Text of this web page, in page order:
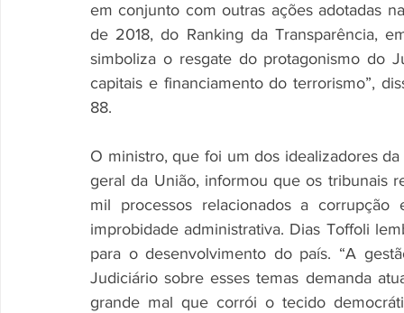
em conjunto com outras ações adotadas
de 2018, do Ranking da Transparência,
simboliza o resgate do protagonismo do
capitais e financiamento do terrorismo”,
88.
O ministro, que foi um dos idealizadores
geral da União, informou que os tribunais
mil processos relacionados a
improbidade administrativa. Dias Toffoli
para o desenvolvimento do país. “A
Judiciário sobre esses temas demanda
grande mal que corrói o tecido